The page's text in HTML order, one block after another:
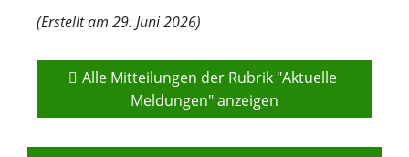
(Erstellt am 29. Juni 2026)
Alle Mitteilungen der Rubrik "Aktuelle
Meldungen" anzeigen